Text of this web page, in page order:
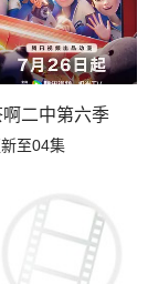
啊二中第六季
至04集